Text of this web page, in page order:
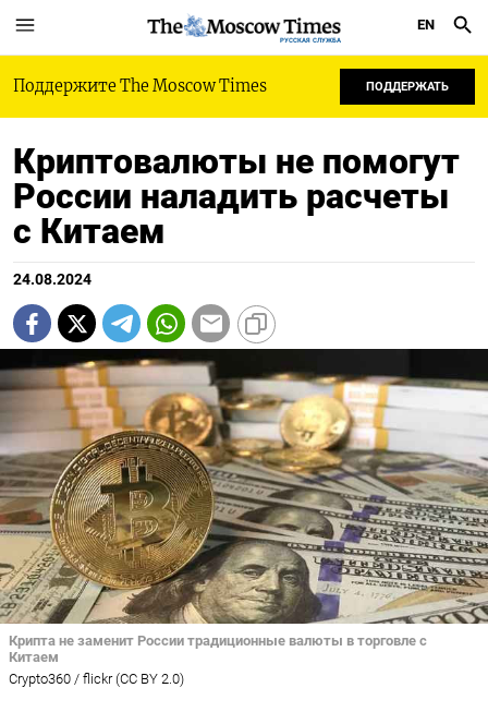
РУССКАЯ СЛУЖБА
EN
Поддержите The Moscow Times ПОДДЕРЖАТЬ
Криптовалюты не помогут
России наладить расчеты
с Китаем
24.08.2024
Крипта не заменит России традиционные валюты в торговле с
Китаем
Crypto360 / flickr (CC BY 2.0)